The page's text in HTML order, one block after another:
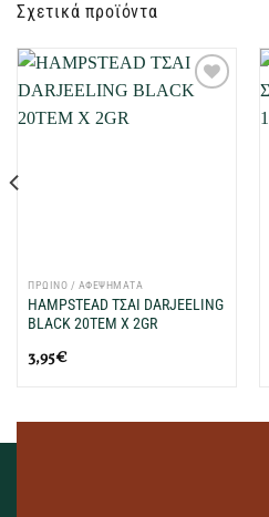
Σχετικά προϊόντα
ΠΡΩΙΝΟ / ΑΦΕΨΗΜΑΤΑ
HAMPSTEAD ΤΣΑΙ DARJEELING
BLACK 20ΤΕΜ X 2GR
3,95€